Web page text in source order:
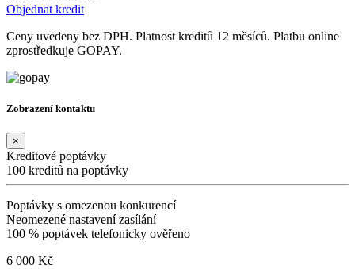
Objednat kredit
Ceny uvedeny bez DPH. Platnost kreditů 12 měsíců. Platbu online
zprostředkuje GOPAY.
Zobrazení kontaktu
×
Kreditové poptávky
100 kreditů na poptávky
Poptávky s omezenou konkurencí
Neomezené nastavení zasílání
100 % poptávek telefonicky ověřeno
6 000 Kč